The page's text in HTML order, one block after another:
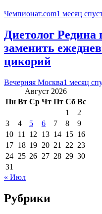
Чемпионат.com1 месяц
Диетолог Редина
заменить
цикорий
Вечерняя Москва1 месяц
Август 2026
Пн Вт Ср Чт Пт Сб Вс
1
2
3
4 5 6 7 8
9
10 11 12 13 14 15 16
17 18 19 20 21 22 23
24 25 26 27 28 29 30
31
« Июл
Рубрики